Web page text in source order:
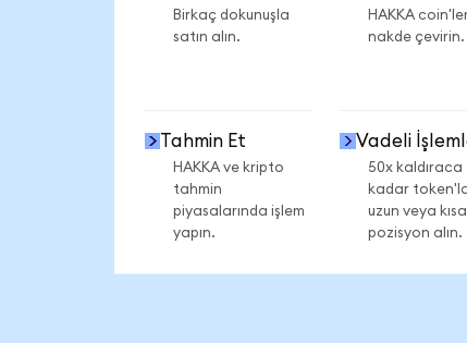
Birkaç dokunuşla
satın alın.
HAKKA
nakde çevirin.
Tahmin Et
HAKKA ve kripto
tahmin
piyasalarında işlem
yapın.
Vadeli
50x kaldıraca
kadar
uzun veya kısa
pozisyon alın.